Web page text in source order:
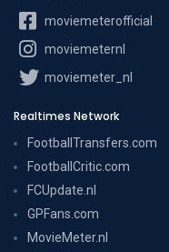
moviemeterofficial
moviemeternl
moviemeter_nl
Realtimes Network
FootballTransfers.com
FootballCritic.com
FCUpdate.nl
GPFans.com
MovieMeter.nl